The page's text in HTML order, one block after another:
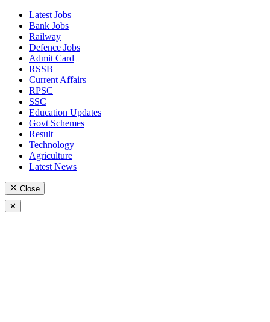
Latest Jobs
Bank Jobs
Railway
Defence Jobs
Admit Card
RSSB
Current Affairs
RPSC
SSC
Education Updates
Govt Schemes
Result
Technology
Agriculture
Latest News
Close
✕